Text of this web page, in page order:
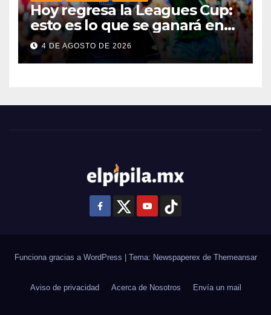
Hoy regresa la Leagues Cup:
esto es lo que se ganará en
esta edición
4 DE AGOSTO DE 2026
Funciona gracias a WordPress Tema: Newspaperex de Themeansar
Aviso de privacidad Acerca de Nosotros Envía un mail